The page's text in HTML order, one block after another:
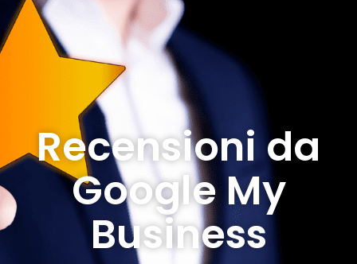
Recensioni da
Google My
Business